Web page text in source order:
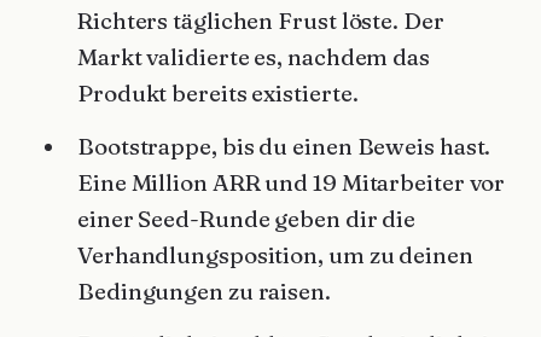
Richters täglichen Frust löste. Der
Markt validierte es, nachdem das
Produkt bereits existierte.
Bootstrappe, bis du einen Beweis hast.
Eine Million ARR und 19 Mitarbeiter vor
einer Seed-Runde geben dir die
Verhandlungsposition, um zu deinen
Bedingungen zu raisen.